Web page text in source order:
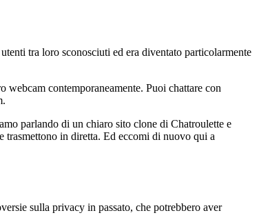
tra loro sconosciuti ed era diventato particolarmente
webcam contemporaneamente. Puoi chattare con
parlando di un chiaro sito clone di Chatroulette e
in diretta. Ed eccomi di nuovo qui a
sulla privacy in passato, che potrebbero aver